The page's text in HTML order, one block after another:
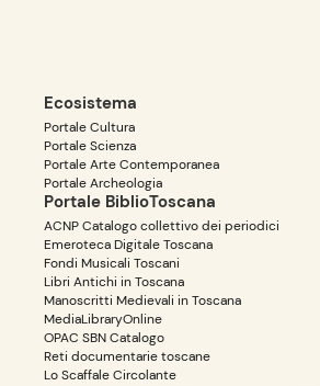
Ecosistema
Portale Cultura
Portale Scienza
Portale Arte Contemporanea
Portale Archeologia
Portale BiblioToscana
ACNP Catalogo collettivo dei periodici
Emeroteca Digitale Toscana
Fondi Musicali Toscani
Libri Antichi in Toscana
Manoscritti Medievali in Toscana
MediaLibraryOnline
OPAC SBN Catalogo
Reti documentarie toscane
Lo Scaffale Circolante